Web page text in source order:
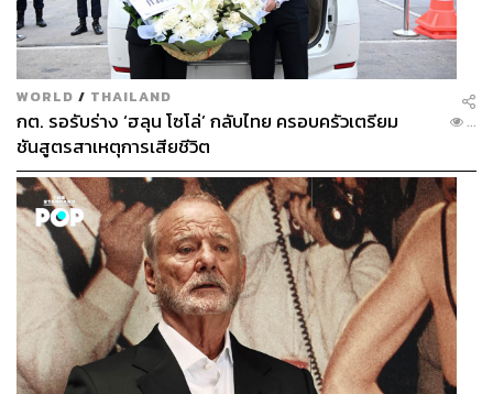
ทั้งนี้ ภาพรวมของเอเชียเศรษฐกิจปี 2565 จะสามารถฟื้นตัว
ได้ดีกว่าปี 2564 โดยเฉพาะไทย และน่าจะฟื้นตัวได้ชัดเจน
มากขึ้นในช่วงครึ่งหลังของปี 2565 โดยเฉพาะ South East
Asia ซึ่งมีความน่าสนใจในการลงทุน หากดูญี่ปุ่นในปี 2564
มีการจัดการตัวเลขของโควิดได้ดี น่าจะมีแค่หลัก 100 กว่า
คนสำหรับผู้ติดเชื้อ และผู้เสียชีวิตก็น้อยเช่นกัน ส่วนในแง่ของ
การเปิดประเทศจะเป็นแบบค่อยเป็นค่อยไป เพราะช่วงนี้การ
ปิดประเทศก็ยังมีการเข้มงวดกว่าของประเทศไทย ดังนั้นการ
ฟื้นตัวด้านเศรษฐกิจน่าจะเป็นการค่อยๆ ทยอยฟื้นตัวขึ้นมา
เพราะยังต้องมีความระมัดระวังโอมิครอนอยู่ ขณะที่ตลาด
หุ้นยังคงเป็นบวก หากดูในทิศทางภาพรวมของเอเชียยังเป็น
ช่วงขาขึ้น เพราะว่าเอเชียในปีนี้หุ้นก็บวก หรือลบเล็กน้อย
เท่านั้น
WORLD / THAILAND
กต. รอรับร่าง ‘ฮลุน โซโล่’ กลับไทย ครอบครัวเตรียม
ชันสูตรสาเหตุการเสียชีวิต
...